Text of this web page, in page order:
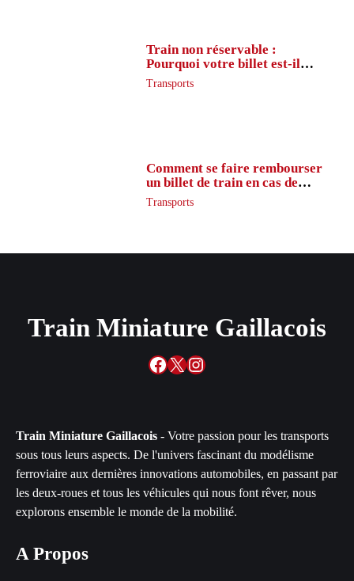
Train non réservable :
Pourquoi votre billet est-il
inaccessible ?
Transports
Comment se faire rembourser
un billet de train en cas de
retard ?
Transports
Train Miniature Gaillacois
Facebook
X Instagram
Train Miniature Gaillacois - Votre passion pour les transports
sous tous leurs aspects. De l'univers fascinant du modélisme
ferroviaire aux dernières innovations automobiles, en passant par
les deux-roues et tous les véhicules qui nous font rêver, nous
explorons ensemble le monde de la mobilité.
A Propos